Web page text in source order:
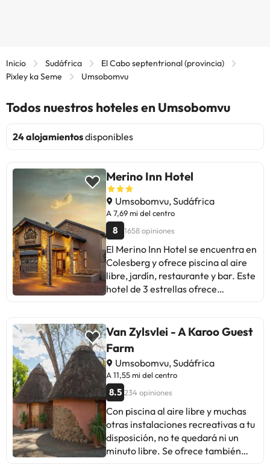
Inicio Sudáfrica
El Cabo septentrional (provincia)
Pixley ka Seme
Umsobomvu
Todos nuestros hoteles en Umsobomvu
24 alojamientosdisponibles
Merino Inn Hotel
Umsobomvu, Sudáfrica
A 7,69 mi del centro
8 1658 opiniones
El Merino Inn Hotel se encuentra en
Colesberg y ofrece piscina al aire
libre, jardín, restaurante y bar. Este
hotel de 3 estrellas ofrece
Además, tiene vistas al jardín.
Todas las habitaciones incluyen
escritorio. Todas las habitaciones
del Merino Inn Hotel están
equipadas con TV de pantalla plana
y artículos de aseo gratuitos. La
recepción proporciona
información turística sobre la zona.
Van Zylsvlei - A Karoo Guest
Farm
Umsobomvu, Sudáfrica
A 11,55 mi del centro
8.5 234 opiniones
Con piscina al aire libre y muchas
otras instalaciones recreativas a tu
disposición, no te quedará ni un
minuto libre. Se ofrece también